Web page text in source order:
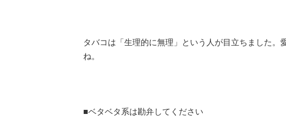
タバコは「生理的に無理」という人が目立ちました。
ね。
■ベタベタ系は勘弁してください